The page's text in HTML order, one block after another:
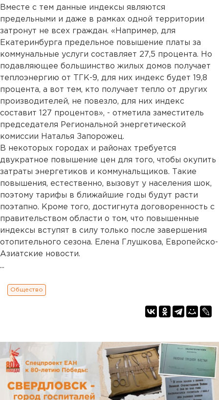
Вместе с тем данные индексы являются
предельными и даже в рамках одной территории
затронут не всех граждан. «Например, для
Екатеринбурга предельное повышение платы за
коммунальные услуги составляет 27,5 процента. Но
подавляющее большинство жилых домов получает
теплоэнергию от ТГК-9, для них индекс будет 19,8
процента, а вот тем, кто получает тепло от других
производителей, не повезло, для них индекс
составит 127 процентов», - отметила заместитель
председателя Региональной энергетической
комиссии Наталья Запорожец.
В некоторых городах и районах требуется
двукратное повышение цен для того, чтобы окупить
затраты энергетиков и коммунальщиков. Такие
повышения, естественно, вызовут у населения шок,
поэтому тарифы в ближайшие годы будут расти
поэтапно. Кроме того, достигнута договоренность с
правительством области о том, что повышенные
индексы вступят в силу только после завершения
отопительного сезона. Елена Глушкова, Европейско-
Азиатские новости.
...
Общество